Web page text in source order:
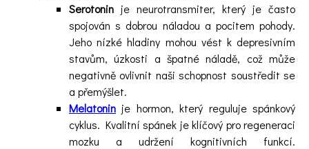
Serotonin je neurotransmiter, který je často
spojován s dobrou náladou a pocitem pohody.
Jeho nízké hladiny mohou vést k depresivním
stavům, úzkosti a špatné náladě, což může
negativně ovlivnit naši schopnost soustředit se
a přemýšlet.
Melatonin je hormon, který reguluje spánkový
cyklus. Kvalitní spánek je klíčový pro regeneraci
mozku a udržení kognitivních funkcí.